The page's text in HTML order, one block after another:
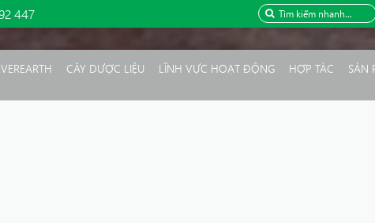
447
CÂY DƯỢC LIỆU LĨNH VỰC HOẠT ĐỘNG HỢP TÁC SẢN